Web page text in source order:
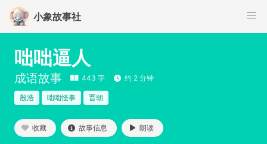
小象故事社
咄咄逼人
成语故事 443 字 约 2 分钟
殷浩 咄咄怪事 晋朝
收藏 故事信息 朗读